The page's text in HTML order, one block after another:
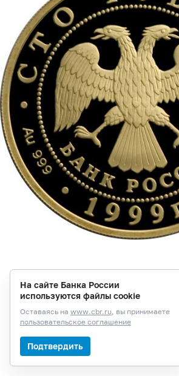
На сайте Банка России
используются файлы cookie
Оставаясь на www.cbr.ru, вы принимаете
пользовательское соглашение
Подтвердить